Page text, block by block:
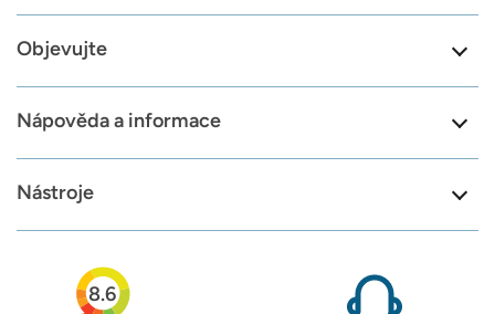
Objevujte
Nápověda a informace
Nástroje
8.6